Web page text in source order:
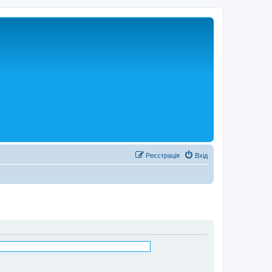
Вхід
Реєстрація